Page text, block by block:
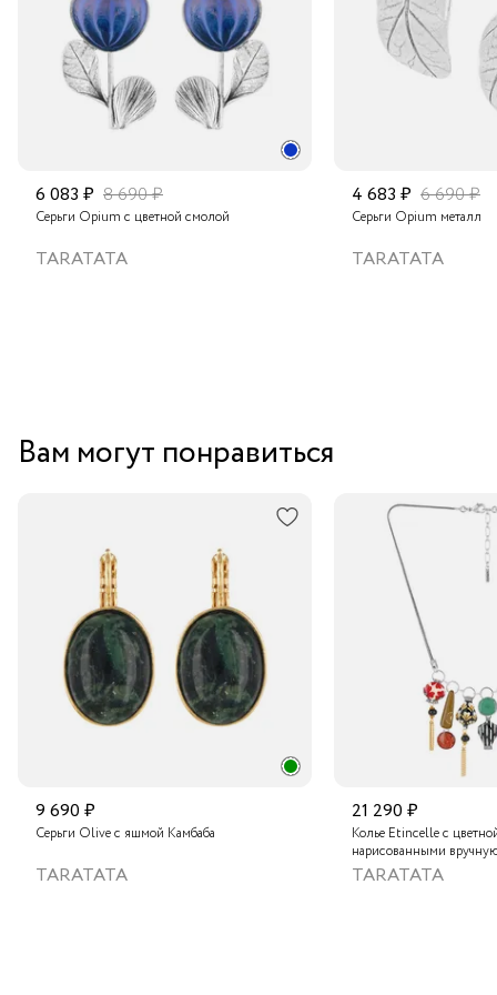
6 083 ₽ 8 690 ₽
Серьги Opium с цветной смолой
TARATATA
4 683 ₽ 6 690 ₽
Серьги Opium металл
TARATATA
Вам могут понравиться
9 690 ₽
Серьги Olive с яшмой Камбаба
TARATATA
21 290 ₽
Колье Etincelle с
нарисованными
слюдяным порошком,
стеклянными бусинам
TARATATA